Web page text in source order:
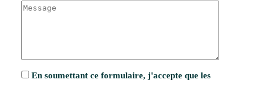
En soumettant ce formulaire, j'accepte que les